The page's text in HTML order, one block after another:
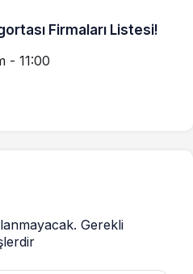
Firmaları Listesi!
- 11:00
Gerekli